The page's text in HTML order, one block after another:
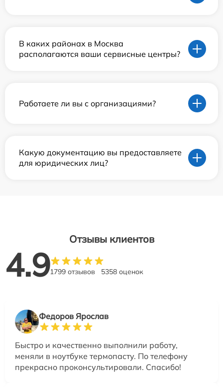
В каких районах в Москва
располагаются ваши сервисные центры?
Работаете ли вы с организациями?
Какую документацию вы предоставляете
для юридических лиц?
Отзывы клиентов
4.91799 отзывов 5358 оценок
Федоров Ярослав
Быстро и качественно выполнили работу,
меняли в ноутбуке термопасту. По телефону
прекрасно проконсультировали. Спасибо!